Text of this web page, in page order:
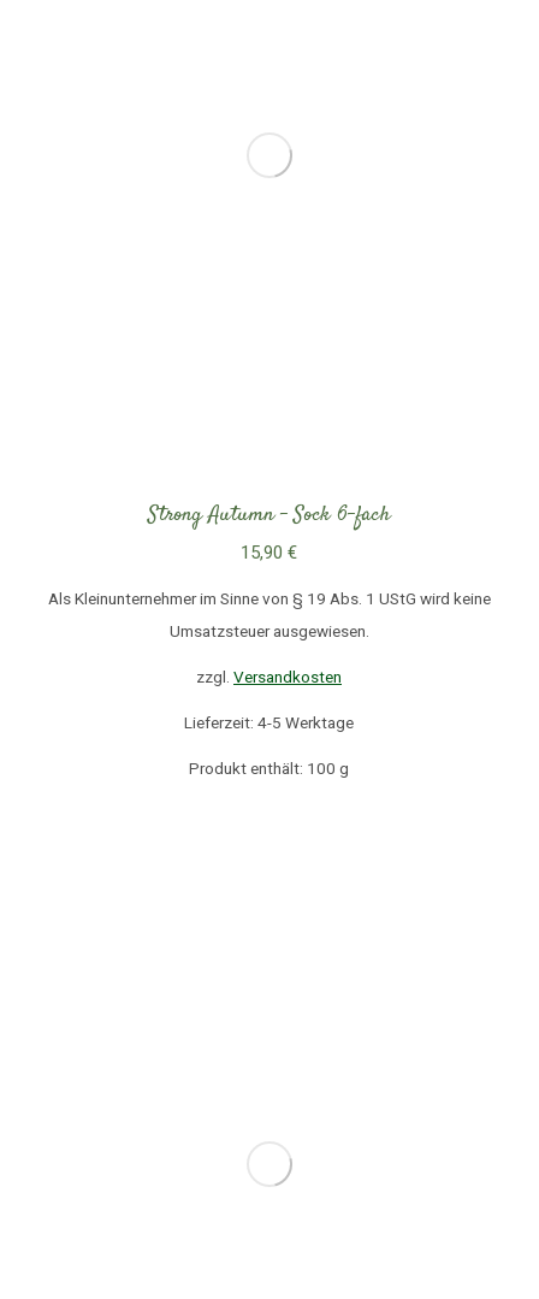
Strong Autumn – Sock 6-fach
15,90 €
Als Kleinunternehmer im Sinne von § 19 Abs. 1 UStG wird keine
Umsatzsteuer ausgewiesen.
zzgl. Versandkosten
Lieferzeit: 4-5 Werktage
Produkt enthält: 100 g